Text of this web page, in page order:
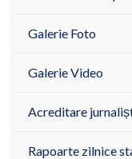
Galerie Foto
Galerie Video
Acreditare
Rapoarte zilnice